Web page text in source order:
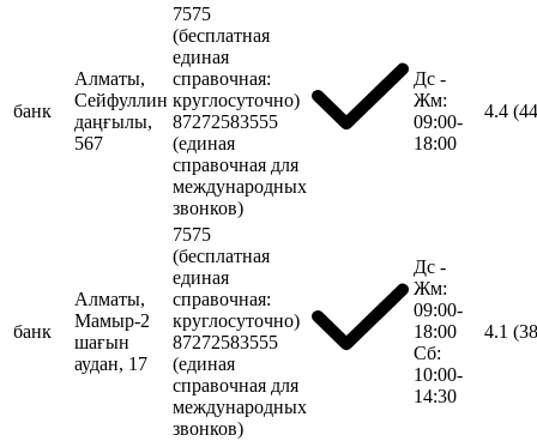
банк
Алматы,
Сейфуллин
даңғылы,
567
7575
(бесплатная
единая
справочная:
круглосуточно)
87272583555
(единая
справочная для
международных
звонков)
Дс -
Жм:
09:00-
18:00
4.4
банк
Алматы,
Мамыр-2
шағын
аудан, 17
7575
(бесплатная
единая
справочная:
круглосуточно)
87272583555
(единая
справочная для
международных
звонков)
Дс -
Жм:
09:00-
18:00
Сб:
10:00-
14:30
4.1